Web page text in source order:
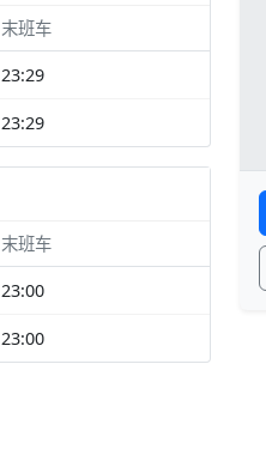
末班车
23:29
23:29
末班车
23:00
23:00